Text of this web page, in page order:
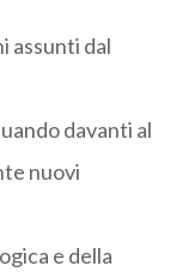
assunti dal
davanti al
nuovi
e della